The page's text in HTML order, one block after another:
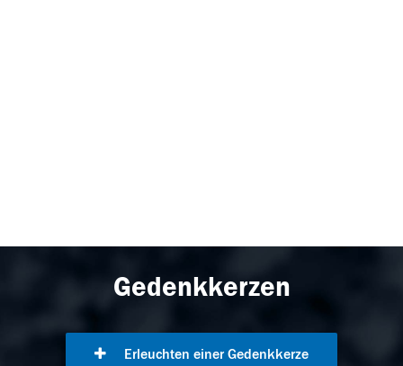
Gedenkkerzen
Erleuchten einer Gedenkkerze